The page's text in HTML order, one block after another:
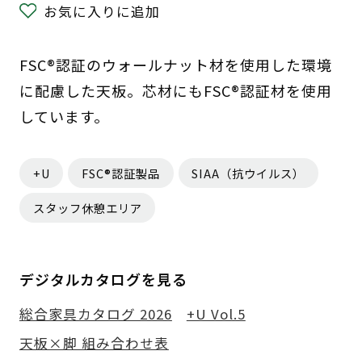
お気に入りに追加
FSC®認証のウォールナット材を使用した環境
に配慮した天板。芯材にもFSC®認証材を使用
しています。
+U FSC®認証製品 SIAA（抗ウイルス）
スタッフ休憩エリア
デジタルカタログを見る
総合家具カタログ 2026
+U Vol.5
天板×脚 組み合わせ表